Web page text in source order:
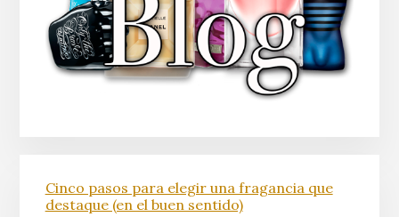
Cinco pasos para elegir una fragancia que
destaque (en el buen sentido)